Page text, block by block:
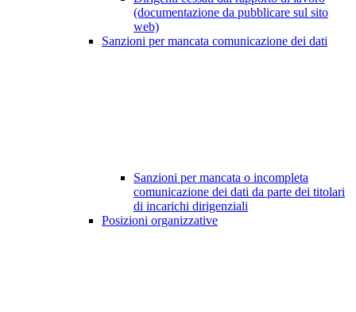
(documentazione da pubblicare sul sito
web)
Sanzioni per mancata comunicazione dei dati
Sanzioni per mancata o incompleta
comunicazione dei dati da parte dei titolari
di incarichi dirigenziali
Posizioni organizzative